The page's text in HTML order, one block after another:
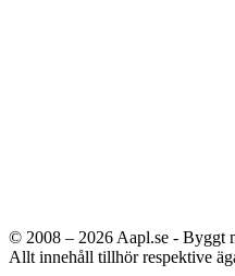
© 2008 – 2026 Aapl.se - Byggt
Allt innehåll tillhör respektive